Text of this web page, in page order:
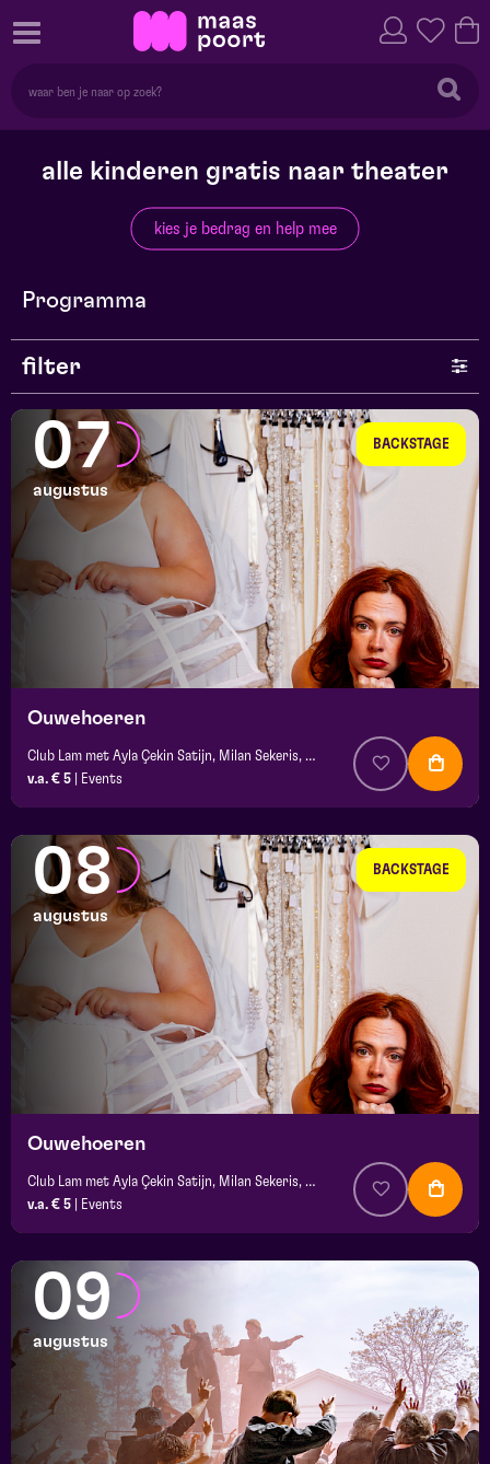
alle kinderen gratis naar theater
kies je bedrag en help mee
Programma
filter
genre
series en selecties
BACKSTAGE
07
augustus
Ouwehoeren
Club Lam met Ayla Çekin Satijn, Milan Sekeris, e.a.
v.a. € 5
Events
BACKSTAGE
08
augustus
Ouwehoeren
Club Lam met Ayla Çekin Satijn, Milan Sekeris, Dic van Duin, Jean-Baptiste Rey e.a.
v.a. € 5
Events
09
augustus